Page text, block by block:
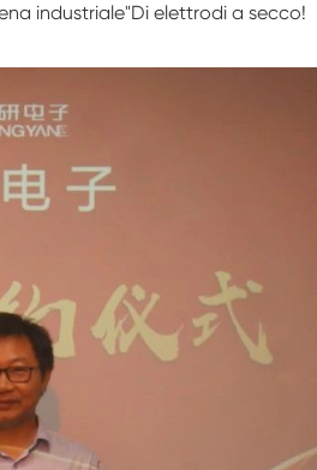
industriale"Di elettrodi a secco!